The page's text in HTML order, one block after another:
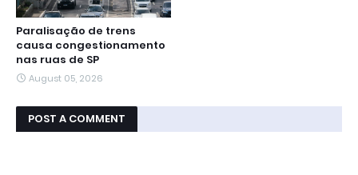
Paralisação de trens
causa congestionamento
nas ruas de SP
August 05, 2026
POST A COMMENT